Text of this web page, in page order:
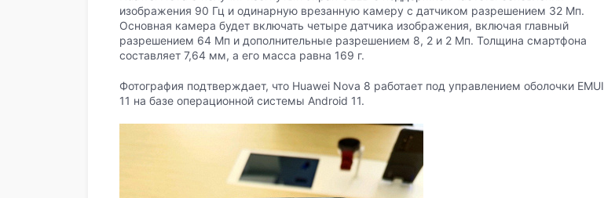
изображения 90 Гц и одинарную врезанную камеру с датчиком разрешением 32 Мп.
Основная камера будет включать четыре датчика изображения, включая главный
разрешением 64 Мп и дополнительные разрешением 8, 2 и 2 Мп. Толщина смартфона
составляет 7,64 мм, а его масса равна 169 г.
Фотография подтверждает, что Huawei Nova 8 работает под управлением оболочки EMUI
11 на базе операционной системы Android 11.